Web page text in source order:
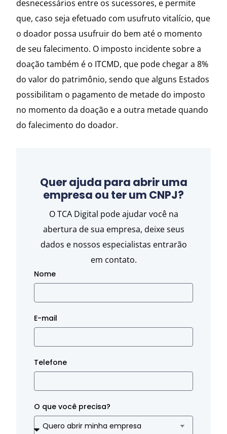
desnecessários entre os sucessores, e permite
que, caso seja efetuado com usufruto vitalício, que
o doador possa usufruir do bem até o momento
de seu falecimento. O imposto incidente sobre a
doação também é o ITCMD, que pode chegar a 8%
do valor do patrimônio, sendo que alguns Estados
possibilitam o pagamento de metade do imposto
no momento da doação e a outra metade quando
do falecimento do doador.
Quer ajuda para abrir uma
empresa ou ter um CNPJ?
O TCA Digital pode ajudar você na
abertura de sua empresa, deixe seus
dados e nossos especialistas entrarão
em contato.
Nome
E-mail
Telefone
O que você precisa?